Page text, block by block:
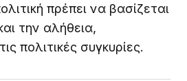
πρέπει να βασίζεται
την αλήθεια,
πολιτικές συγκυρίες.